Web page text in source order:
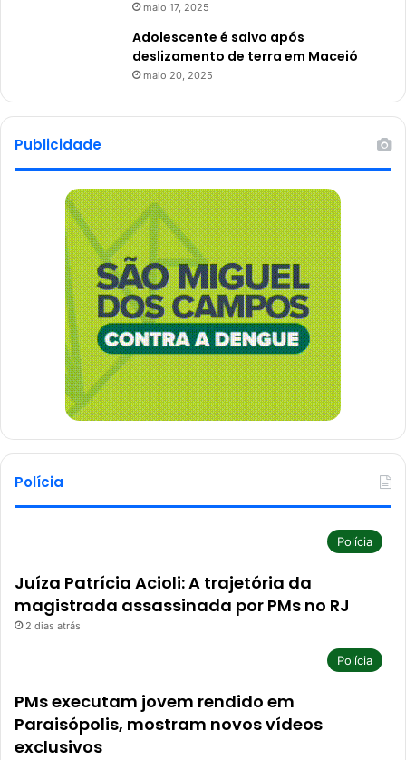
maio 17, 2025
Adolescente é salvo após
deslizamento de terra em Maceió
maio 20, 2025
Publicidade
Polícia
Polícia
Juíza Patrícia Acioli: A trajetória da
magistrada assassinada por PMs no RJ
2 dias atrás
Polícia
PMs executam jovem rendido em
Paraisópolis, mostram novos vídeos
exclusivos